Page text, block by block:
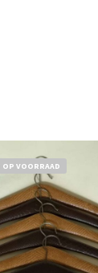
OP VOORRAAD